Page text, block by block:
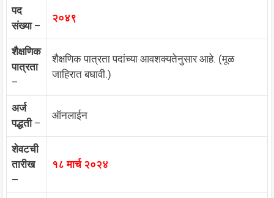
पद
संख्या–
२०४९
शैक्षणिक
पात्रता
–
शैक्षणिक पात्रता पदांच्या आवशक्यतेनुसार आहे. (मूळ
जाहिरात बघावी.)
अर्ज
पद्धती–
ऑनलाईन
शेवटची
तारीख
–
१८ मार्च २०२४